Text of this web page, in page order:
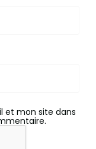
et mon site dans